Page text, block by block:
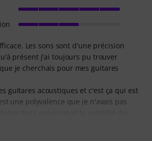
Les sons sont d'une précision
présent j'ai toujours pu trouver
je cherchais pour mes guitares
guitares acoustiques et c'est ça qui est
une polyvalence que je n'avais pas